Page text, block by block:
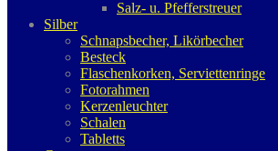
Salz- u. Pfefferstreuer
Silber
Schnapsbecher, Likörbecher
Besteck
Flaschenkorken, Serviettenringe
Fotorahmen
Kerzenleuchter
Schalen
Tabletts